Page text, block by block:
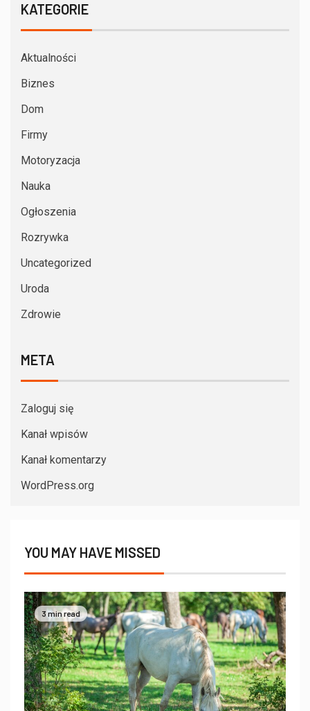
KATEGORIE
Aktualności
Biznes
Dom
Firmy
Motoryzacja
Nauka
Ogłoszenia
Rozrywka
Uncategorized
Uroda
Zdrowie
META
Zaloguj się
Kanał wpisów
Kanał komentarzy
WordPress.org
YOU MAY HAVE MISSED
3 min read